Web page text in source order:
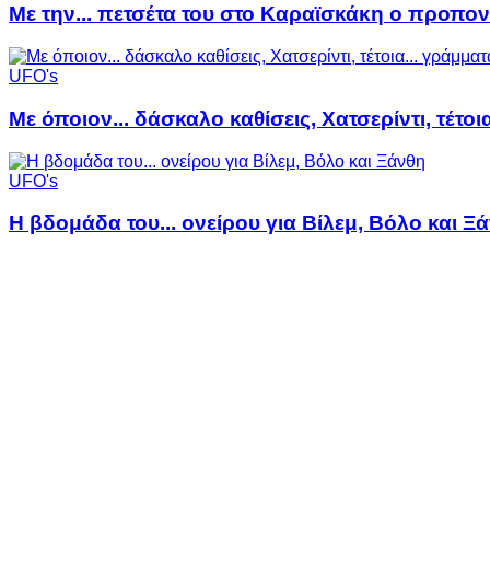
Με την... πετσέτα του στο Καραϊσκάκη ο
UFO's
Με όποιον... δάσκαλο καθίσεις, Χατσερίντι,
UFO's
Η βδομάδα του... ονείρου για Βίλεμ, Βόλο και